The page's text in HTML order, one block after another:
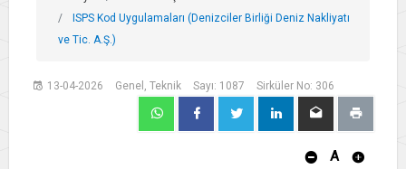
ISPS Kod Uygulamaları (Denizciler Birliği Deniz Nakliyatı
ve Tic. A.Ş.)
13-04-2026 Genel, Teknik Sayı: 1087 Sirküler No: 306
A